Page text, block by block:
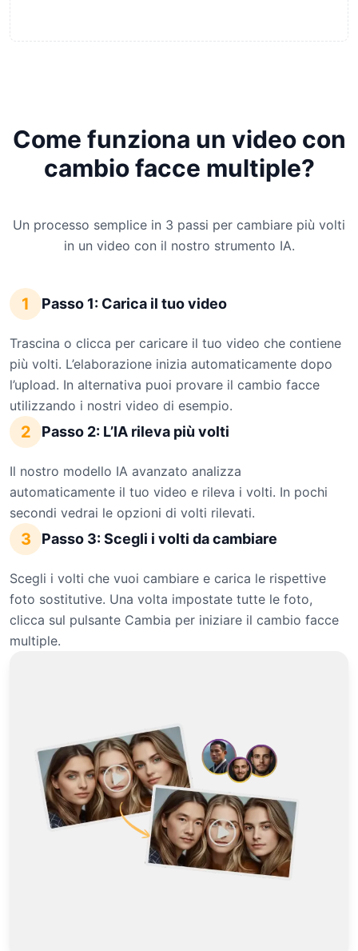
Come funziona un video con
cambio facce multiple?
Un processo semplice in 3 passi per cambiare più volti
in un video con il nostro strumento IA.
1 Passo 1: Carica il tuo video
Trascina o clicca per caricare il tuo video che contiene
più volti. L’elaborazione inizia automaticamente dopo
l’upload. In alternativa puoi provare il cambio facce
utilizzando i nostri video di esempio.
2 Passo 2: L’IA rileva più volti
Il nostro modello IA avanzato analizza
automaticamente il tuo video e rileva i volti. In pochi
secondi vedrai le opzioni di volti rilevati.
3 Passo 3: Scegli i volti da cambiare
Scegli i volti che vuoi cambiare e carica le rispettive
foto sostitutive. Una volta impostate tutte le foto,
clicca sul pulsante Cambia per iniziare il cambio facce
multiple.